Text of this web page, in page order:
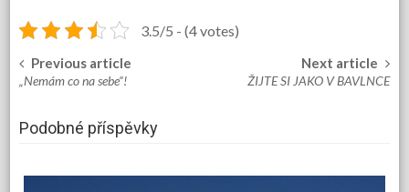
3.5/5 - (4 votes)
Post
Previous article
„Nemám co na sebe“!
Next article
ŽIJTE SI JAKO V BAVLNCE
Podobné příspěvky